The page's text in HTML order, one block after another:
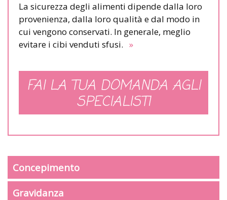
La sicurezza degli alimenti dipende dalla loro
provenienza, dalla loro qualità e dal modo in
cui vengono conservati. In generale, meglio
evitare i cibi venduti sfusi. »
FAI LA TUA DOMANDA AGLI
SPECIALISTI
Concepimento
Gravidanza